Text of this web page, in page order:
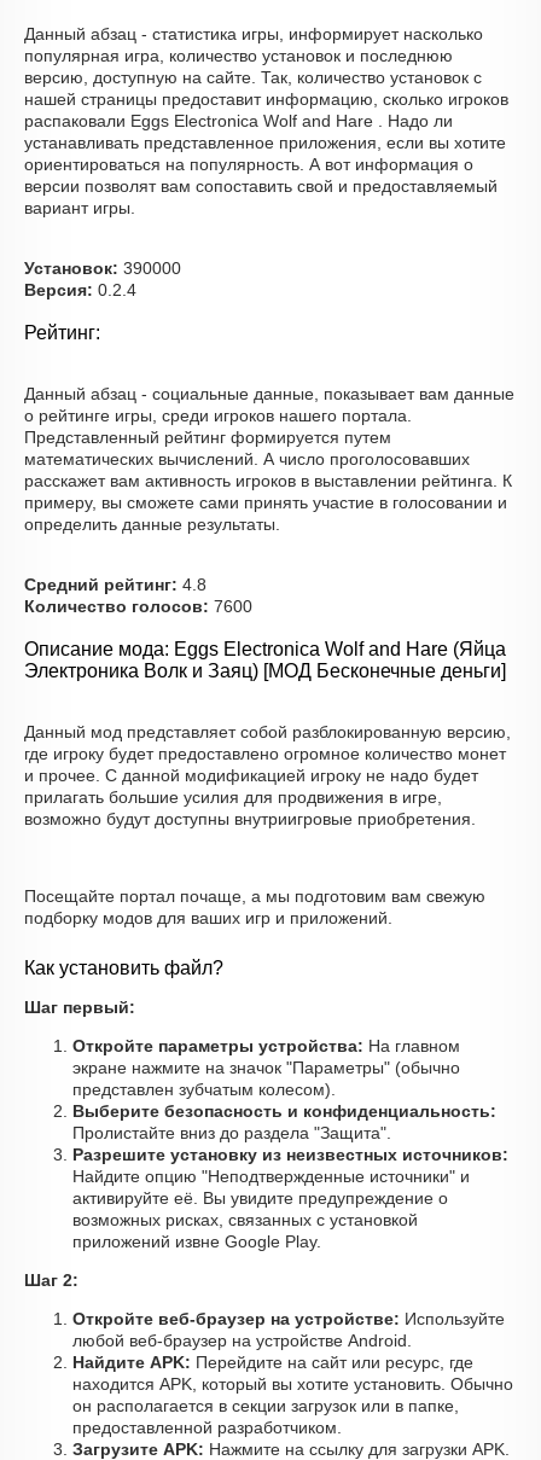
Данный абзац - статистика игры, информирует насколько
популярная игра, количество установок и последнюю
версию, доступную на сайте. Так, количество установок с
нашей страницы предоставит информацию, сколько игроков
распаковали Eggs Electronica Wolf and Hare . Надо ли
устанавливать представленное приложения, если вы хотите
ориентироваться на популярность. А вот информация о
версии позволят вам сопоставить свой и предоставляемый
вариант игры.
Установок: 390000
Версия: 0.2.4
Рейтинг:
Данный абзац - социальные данные, показывает вам данные
о рейтинге игры, среди игроков нашего портала.
Представленный рейтинг формируется путем
математических вычислений. А число проголосовавших
расскажет вам активность игроков в выставлении рейтинга. К
примеру, вы сможете сами принять участие в голосовании и
определить данные результаты.
Средний рейтинг: 4.8
Количество голосов: 7600
Описание мода: Eggs Electronica Wolf and Hare (Яйца
Электроника Волк и Заяц) [МОД Бесконечные деньги]
Данный мод представляет собой разблокированную версию,
где игроку будет предоставлено огромное количество монет
и прочее. С данной модификацией игроку не надо будет
прилагать большие усилия для продвижения в игре,
возможно будут доступны внутриигровые приобретения.
Посещайте портал почаще, а мы подготовим вам свежую
подборку модов для ваших игр и приложений.
Как установить файл?
Шаг первый:
Откройте параметры устройства: На главном
экране нажмите на значок "Параметры" (обычно
представлен зубчатым колесом).
Выберите безопасность и конфиденциальность:
Пролистайте вниз до раздела "Защита".
Разрешите установку из неизвестных источников:
Найдите опцию "Неподтвержденные источники" и
активируйте её. Вы увидите предупреждение о
возможных рисках, связанных с установкой
приложений извне Google Play.
Шаг 2:
Откройте веб-браузер на устройстве: Используйте
любой веб-браузер на устройстве Android.
Найдите APK: Перейдите на сайт или ресурс, где
находится APK, который вы хотите установить. Обычно
он располагается в секции загрузок или в папке,
предоставленной разработчиком.
Загрузите APK: Нажмите на ссылку для загрузки APK.